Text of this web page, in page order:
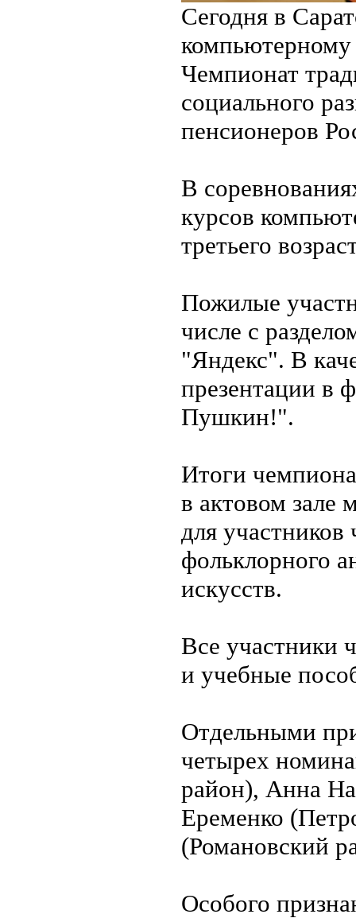
Сегодня в
Чемпионат
социального
пенсионеров
В
курсов
третьего
Пожилые
числе с
"Яндекс". В
презентации в
Пушкин!".
Итоги
в актовом зале
для участников
фольклорного
искусств.
Все участники
и учебные
Отдельными
четырех
район), Анна
Еременко
(Романовский
Особого